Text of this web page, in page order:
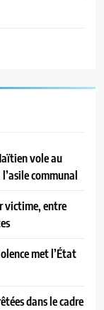
vole au
communal
victime, entre
met l’État
dans le cadre